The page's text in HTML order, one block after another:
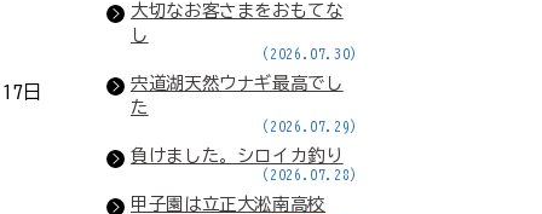
日
大切なお客さまをおもてな
し
(2026.07.30)
宍道湖天然ウナギ最高でし
た
(2026.07.29)
負けました。シロイカ釣り
(2026.07.28)
甲子園は立正大淞南高校